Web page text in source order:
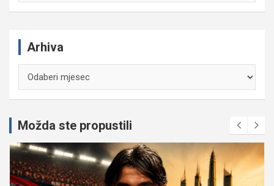
Arhiva
Možda ste propustili